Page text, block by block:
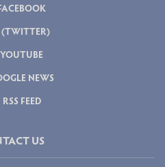
(TWITTER)
YOUTUBE
NEWS
RSS FEED
US